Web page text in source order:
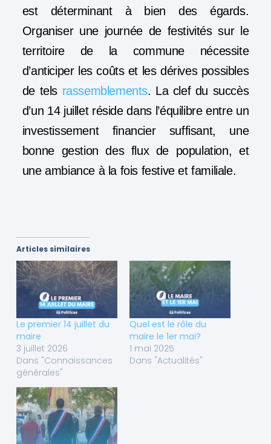
est déterminant à bien des égards.
Organiser une journée de festivités sur le
territoire de la commune nécessite
d’anticiper les coûts et les dérives possibles
de tels rassemblements. La clef du succès
d’un 14 juillet réside dans l’équilibre entre un
investissement financier suffisant, une
bonne gestion des flux de population, et
une ambiance à la fois festive et familiale.
Articles similaires
Le premier 14 juillet du
maire
3 juillet 2026
Dans "Connaissances
générales"
Quel est le rôle du
maire le 1er mai?
1 mai 2025
Dans "Actualités"